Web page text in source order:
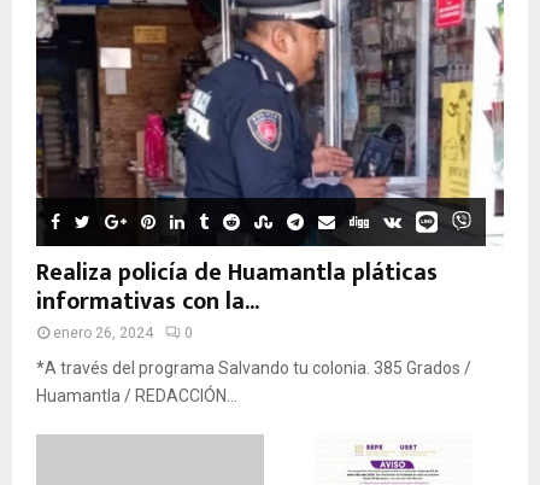
Realiza policía de Huamantla pláticas
informativas con la...
enero 26, 2024 0
*A través del programa Salvando tu colonia. 385 Grados /
Huamantla / REDACCIÓN...